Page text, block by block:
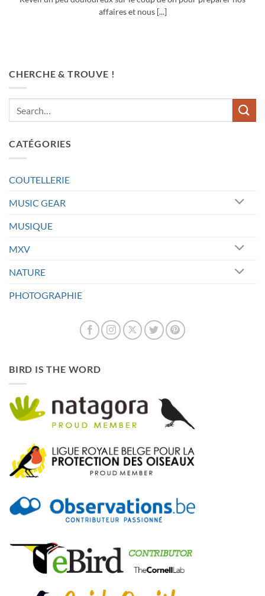
affaires et nous [...]
CHERCHE & TROUVE !
CATÉGORIES
COUTELLERIE
MUSIC GEAR
MUSIQUE
MXV
NATURE
PHOTOGRAPHIE
BIRD IS THE WORD